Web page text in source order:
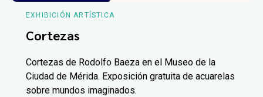
EXHIBICIÓN ARTÍSTICA
Cortezas
Cortezas de Rodolfo Baeza en el Museo de la
Ciudad de Mérida. Exposición gratuita de acuarelas
sobre mundos imaginados.